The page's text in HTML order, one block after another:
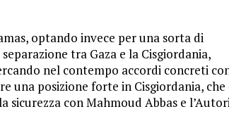
optando invece per una sorta di
tra Gaza e la Cisgiordania,
nel contempo accordi concreti
una posizione forte in Cisgiordania, che
con Mahmoud Abbas e